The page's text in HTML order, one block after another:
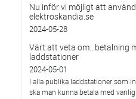
Nu inför vi möjligt att
elektroskandia.se
2024-05-28
Värt att veta om…betalning
laddstationer
2024-05-01
I alla publika laddstationer som
ska man kunna betala med